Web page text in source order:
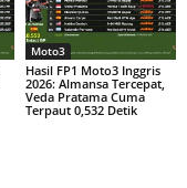
Moto3
Hasil FP1 Moto3 Inggris
2026: Almansa Tercepat,
Veda Pratama Cuma
Terpaut 0,532 Detik